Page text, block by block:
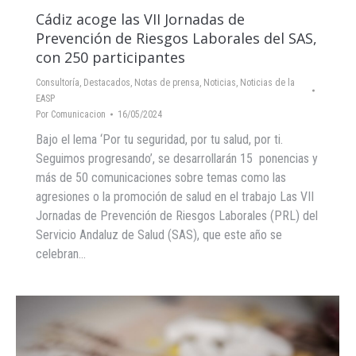
Cádiz acoge las VII Jornadas de
Prevención de Riesgos Laborales del SAS,
con 250 participantes
Consultoría, Destacados, Notas de prensa, Noticias, Noticias de la
EASP
Por Comunicacion 16/05/2024
Bajo el lema ‘Por tu seguridad, por tu salud, por ti.
Seguimos progresando’, se desarrollarán 15 ponencias y
más de 50 comunicaciones sobre temas como las
agresiones o la promoción de salud en el trabajo Las VII
Jornadas de Prevención de Riesgos Laborales (PRL) del
Servicio Andaluz de Salud (SAS), que este año se
celebran…